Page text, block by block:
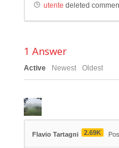
utente deleted
1 Answer
Active Newest Oldest
Flavio Tartagni 2.69K